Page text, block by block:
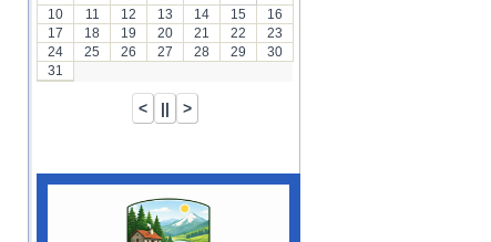
10
11 12 13 14 15
16
17
18 19 20 21 22
23
24
25 26 27 28 29
30
31